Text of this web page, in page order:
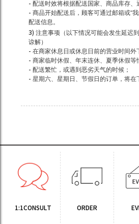
- 配送时效将根据配送国家、商品库存、
- 商品开始配送后，顾客可通过邮箱或“
配送信息。
3) 注意事项（以下情况可能会发生延迟
谅解）
- 在商家休息日或休息日前的营业时间外
- 商家临时休假、年末连休、夏季休假等
- 配送繁忙，或遇到恶劣天气的时候；
- 星期六、星期日、节假日的订单，将在
1:1CONSULT ORDER